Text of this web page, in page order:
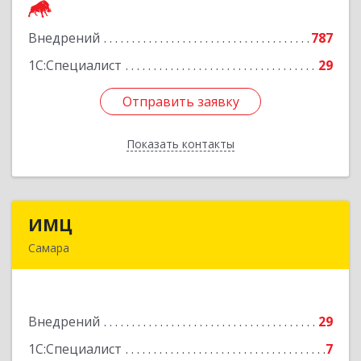
Внедрений
787
1С:Специалист
29
Отправить заявку
Показать контакты
Подробнее
Отправить заявку
Назад
ИМЦ
Самара
Внедрений
29
1С:Специалист
7
Подробнее